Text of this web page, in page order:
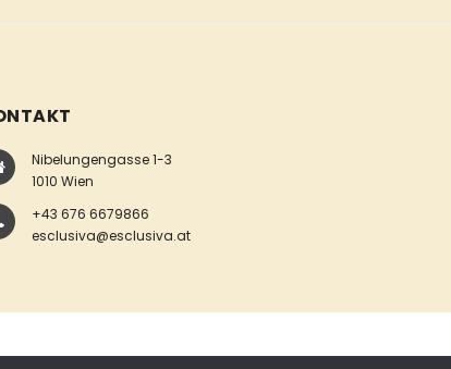
Nibelungengasse 1-3
1010 Wien
+43 676 6679866
esclusiva@esclusiva.at